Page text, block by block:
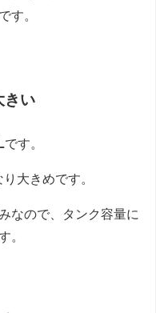
す。
きい
です。
大きめです。
なので、タンク容量に
。